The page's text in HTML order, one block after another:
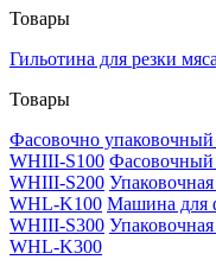
Товары
Гильотина для резки
Товары
Фасовочно
WHIII-S100 Фасовочный
WHIII-S200
WHL-K100 Машина для
WHIII-S300
WHL-K300